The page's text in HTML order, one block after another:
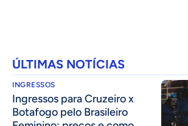
ÚLTIMAS NOTÍCIAS
INGRESSOS
Ingressos para Cruzeiro x
Botafogo pelo Brasileiro